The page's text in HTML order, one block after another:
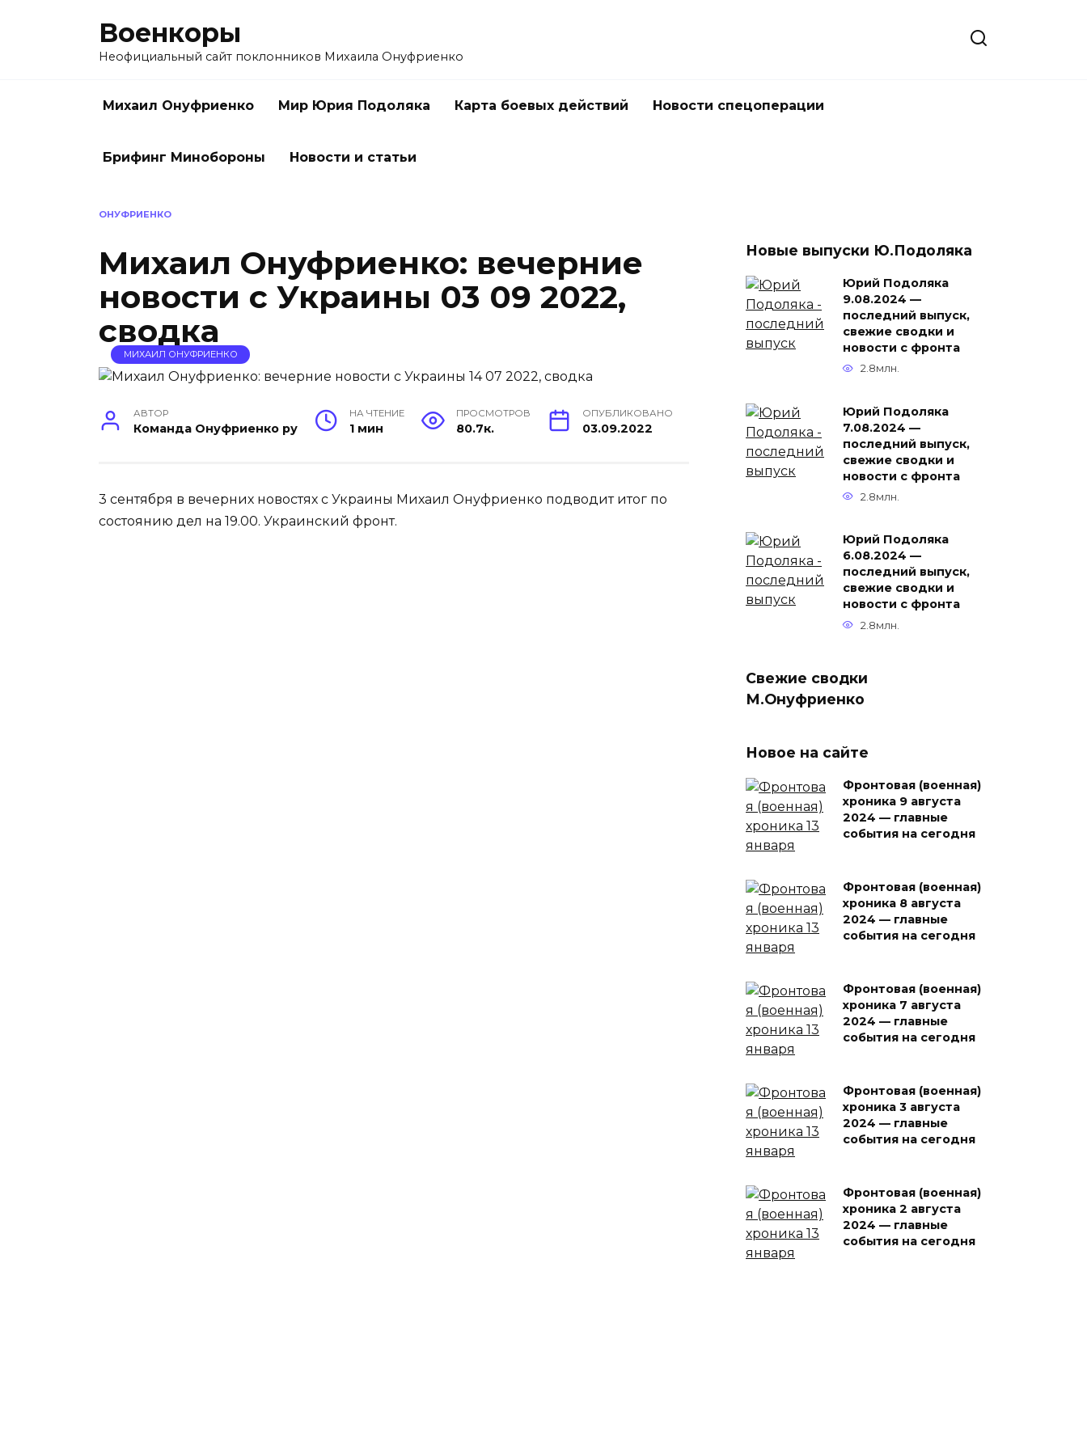
Военкоры
Неофициальный сайт поклонников Михаила Онуфриенко
Михаил Онуфриенко Мир Юрия Подоляка Карта боевых действий Новости спецоперации
Брифинг Минобороны Новости и статьи
ОНУФРИЕНКО
Михаил Онуфриенко: вечерние
новости с Украины 03 09 2022,
сводка
МИХАИЛ ОНУФРИЕНКО
АВТОР
Команда Онуфриенко ру
НА ЧТЕНИЕ
1 мин
ПРОСМОТРОВ
80.7к.
ОПУБЛИКОВАНО
03.09.2022
3 сентября в вечерних новостях с Украины Михаил Онуфриенко подводит итог по
состоянию дел на 19.00. Украинский фронт.
Новые выпуски Ю.Подоляка
Юрий Подоляка
9.08.2024 —
последний выпуск,
свежие сводки и
новости с фронта
2.8млн.
Юрий Подоляка
7.08.2024 —
последний выпуск,
свежие сводки и
новости с фронта
2.8млн.
Юрий Подоляка
6.08.2024 —
последний выпуск,
свежие сводки и
новости с фронта
2.8млн.
Свежие сводки
М.Онуфриенко
Новое на сайте
Фронтовая (военная)
хроника 9 августа
2024 — главные
события на сегодня
Фронтовая (военная)
хроника 8 августа
2024 — главные
события на сегодня
Фронтовая (военная)
хроника 7 августа
2024 — главные
события на сегодня
Фронтовая (военная)
хроника 3 августа
2024 — главные
события на сегодня
Фронтовая (военная)
хроника 2 августа
2024 — главные
события на сегодня